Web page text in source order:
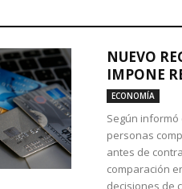
NUEVO
IMPONE
ECONOMÍA
Según
personas
antes de
comparación
decisiones de